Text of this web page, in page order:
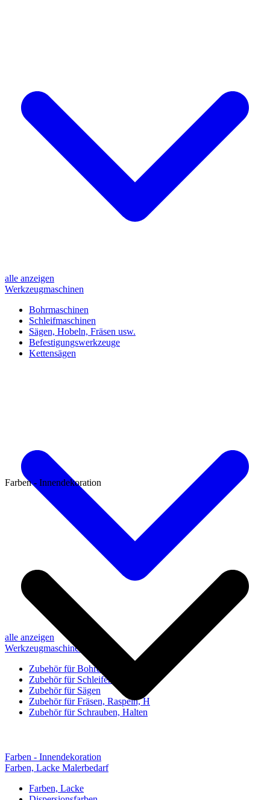
alle anzeigen
Werkzeugmaschinen
Bohrmaschinen
Schleifmaschinen
Sägen, Hobeln, Fräsen usw.
Befestigungswerkzeuge
Kettensägen
alle anzeigen
Werkzeugmaschinen-Zubehör
Zubehör für Bohren, Bohrhilfen
Zubehör für Schleifen, Poliere
Zubehör für Sägen
Zubehör für Fräsen, Raspeln, H
Zubehör für Schrauben, Halten
Farben - Innendekoration
Farben - Innendekoration
Farben, Lacke Malerbedarf
Farben, Lacke